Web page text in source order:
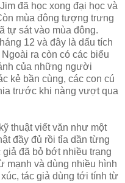
đã học xong đại học và
mùa đông tượng trưng
tự sát vào mùa đông.
12 và đây là dấu tích
ra còn có các biểu
của những người
kẻ bần cùng, các con cú
trước khi nàng vượt qua
thuật viết văn như một
đầy đủ rồi tỉa dần từng
đã bỏ bớt nhiều trạng
mạnh và dùng nhiều hình
tác giả dùng tới tính từ